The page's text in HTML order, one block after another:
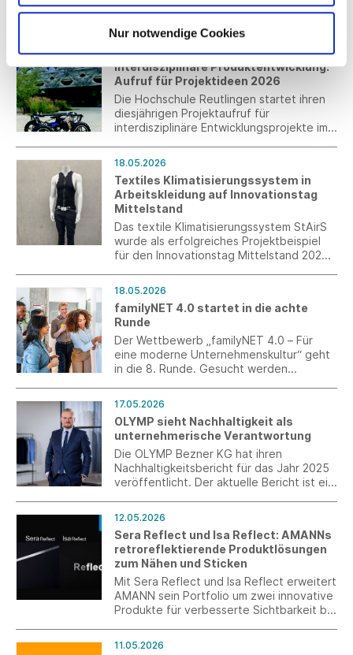
Nur notwendige Cookies
Fashiondesign-Studentin Lea
Scheckenbach, aktuell im ersten
Semester des Masterstudiengangs
Design, wurde beim Apolda European
Design Award 2026 mit dem 3. Platz
ausgezeichnet.
Interdisziplinäre Produktentwicklung:
Aufruf für Projektideen 2026
Die Hochschule Reutlingen startet ihren
diesjährigen Projektaufruf für
interdisziplinäre Entwicklungsprojekte im
Gesucht werden Unternehmen,
Forschungsinstitute Professoren und
Studierende mit aktuellen
Herausforderungen aus
Produktentwicklung, Materialforschung,
Nachhaltigkeit, Digitalisierung oder
verwandten Bereichen.
18.05.2026
Textiles Klimatisierungssystem in
Arbeitskleidung auf Innovationstag
Mittelstand
Das textile Klimatisierungssystem StAirS
wurde als erfolgreiches Projektbeispiel
für den Innovationstag Mittelstand 2026
Hero präsentiert.
18.05.2026
familyNET 4.0 startet in die achte
Runde
Der Wettbewerb „familyNET 4.0 – Für
eine moderne Unternehmenskultur“ geht
in die 8. Runde. Gesucht werden
Führung, gelebter Vielfalt,
Gesundheitsförderung oder echter
Vereinbarkeit.
17.05.2026
OLYMP sieht Nachhaltigkeit als
unternehmerische Verantwortung
Die OLYMP Bezner KG hat ihren
Nachhaltigkeitsbericht für das Jahr 2025
veröffentlicht. Der aktuelle Bericht ist ein
Zeiten.
12.05.2026
Sera Reflect und Isa Reflect: AMANNs
retroreflektierende Produktlösungen
zum Nähen und Sticken
Mit Sera Reflect und Isa Reflect erweitert
AMANN sein Portfolio um zwei innovative
Produkte für verbesserte Sichtbarkeit bei
11.05.2026